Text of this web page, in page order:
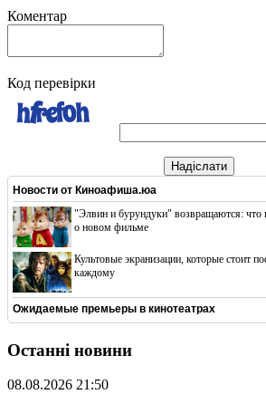
Коментар
Код перевірки
Надіслати
Новости от Киноафиша.юа
"Элвин и бурундуки" возвращаются: что
о новом фильме
Культовые экранизации, которые стоит
каждому
Ожидаемые премьеры в кинотеатрах
Останні новини
08.08.2026 21:50